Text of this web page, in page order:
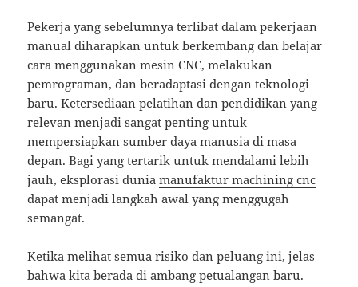
Pekerja yang sebelumnya terlibat dalam pekerjaan
manual diharapkan untuk berkembang dan belajar
cara menggunakan mesin CNC, melakukan
pemrograman, dan beradaptasi dengan teknologi
baru. Ketersediaan pelatihan dan pendidikan yang
relevan menjadi sangat penting untuk
mempersiapkan sumber daya manusia di masa
depan. Bagi yang tertarik untuk mendalami lebih
jauh, eksplorasi duniamanufaktur machining cnc
dapat menjadi langkah awal yang menggugah
semangat.
Ketika melihat semua risiko dan peluang ini, jelas
bahwa kita berada di ambang petualangan baru.